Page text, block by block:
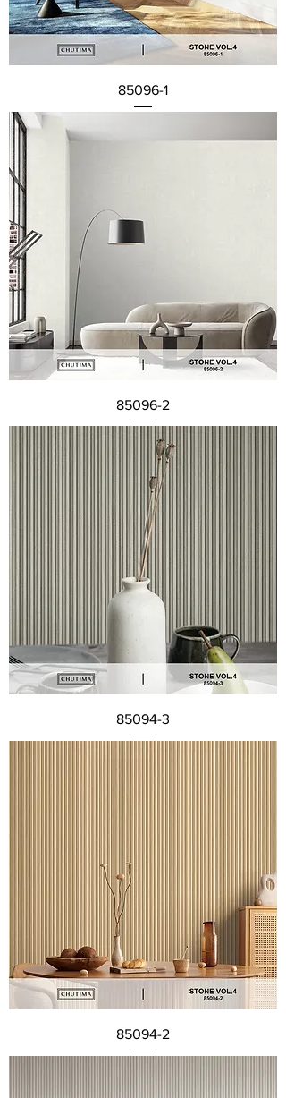
85096-1
85096-2
85094-3
85094-2